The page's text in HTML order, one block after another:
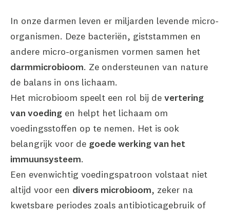
In onze darmen leven er miljarden levende micro-
organismen. Deze bacteriën, giststammen en
andere micro-organismen vormen samen het
darmmicrobioom. Ze ondersteunen van nature
de balans in ons lichaam.
Het microbioom speelt een rol bij de vertering
van voeding en helpt het lichaam om
voedingsstoffen op te nemen. Het is ook
belangrijk voor de goede werking van het
immuunsysteem.
Een evenwichtig voedingspatroon volstaat niet
altijd voor een divers microbioom, zeker na
kwetsbare periodes zoals antibioticagebruik of